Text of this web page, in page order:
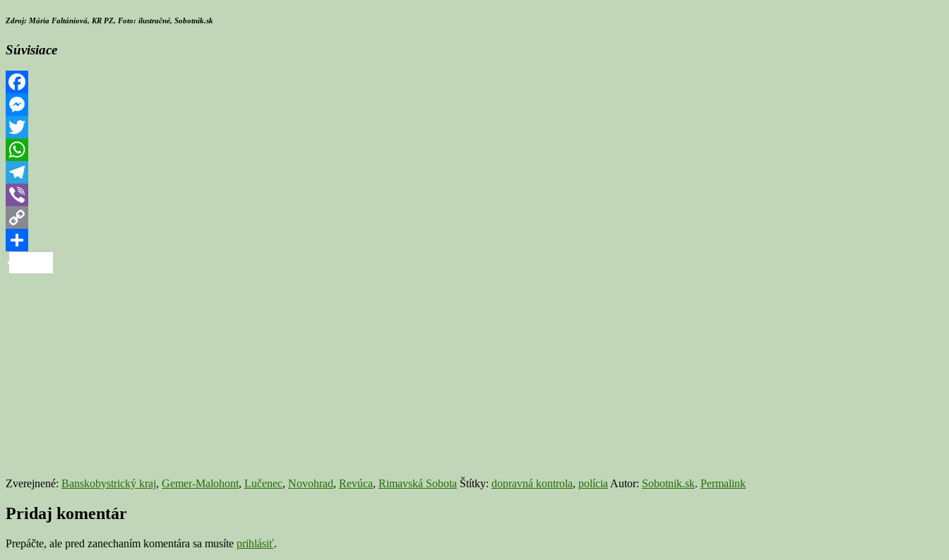
Zdroj: Mária Faltániová, KR PZ, Foto: ilustračné, Sobotnik.sk
Súvisiace
Facebook
Messenger
Twitter
WhatsApp
Telegram
Viber
Copy
Link
Zverejnené: Banskobystrický kraj, Gemer-Malohont, Lučenec, Novohrad, Revúca, Rimavská Sobota Štítky: dopravná kontrola, políciaAutor: Sobotnik.sk. Permalink
Pridaj komentár
Prepáčte, ale pred zanechaním komentára sa musíte prihlásiť.